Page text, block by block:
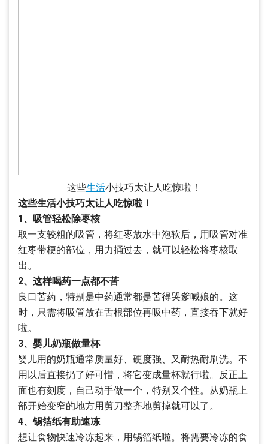
这些生活小技巧太让人吃惊啦！
这些生活小技巧太让人吃惊啦！
1、吸管轻松除枣核
取一支较粗的吸管，将红枣放水中泡软后，用吸管对准
红枣带梗的部位，用力捅过去，就可以轻松将枣核取
出。
2、这样喝药一点都不苦
良口苦药，特别是中药通常都是苦得哭爹喊娘的。这
时，只需将吸管放在舌根部位再吸中药，直接吞下就好
啦。
3、婴儿奶瓶做量杯
婴儿用的奶瓶通常质量好、硬度强、又耐热耐刷洗。不
用以后直接扔了好可惜，将它变成量杯就行啦。反正上
面也有刻度，自己动手做一个，特别又个性。从奶瓶上
部开始变窄的地方用剪刀整齐地剪掉就可以了。
4、锡箔纸有助速冻
想让食物快速冷冻起来，用锡箔纸啦。将需要冷冻的食